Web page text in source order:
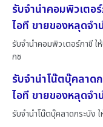
รับจำนำคอมพิวเตอ
ไอที ขายของหลุดจ
รับจำนำคอมพิวเตอร์ภาชี ใ
กช
รับจำนำโน๊ตบุ๊คลาด
ไอที ขายของหลุดจ
รับจำนำโน๊ตบุ๊คลาดกระบัง